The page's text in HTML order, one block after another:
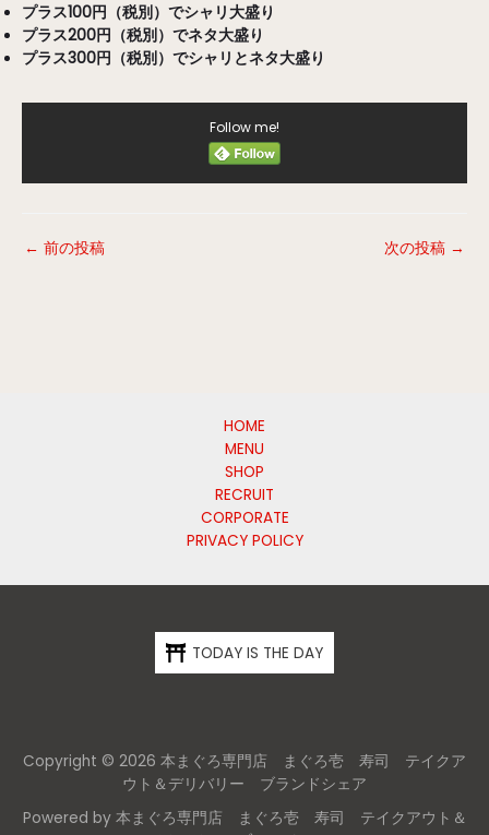
プラス100円（税別）でシャリ大盛り
プラス200円（税別）でネタ大盛り
プラス300円（税別）でシャリとネタ大盛り
Follow me!
← 前の投稿 次の投稿 →
HOME
MENU
SHOP
RECRUIT
CORPORATE
PRIVACY POLICY
TODAY IS THE DAY
Copyright © 2026 本まぐろ専門店 まぐろ壱 寿司 テイクア
ウト＆デリバリー ブランドシェア
Powered by 本まぐろ専門店 まぐろ壱 寿司 テイクアウト＆